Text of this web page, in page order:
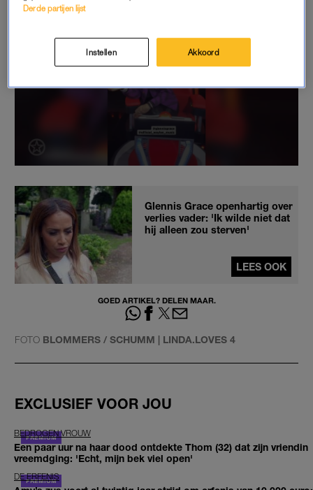
Glennis Grace openhartig over
verlies vader: 'Ik wilde niet dat
hij alleen zou sterven'
LEES OOK
GOED ARTIKEL? DELEN MAAR.
FOTO BLOMMERS / SCHUMM | LINDA.LOVES 4
EXCLUSIEF VOOR JOU
BEDROGEN VROUW
Een paar uur na haar dood ontdekte Thom (32) dat zijn vriendin
vreemdging: 'Echt, mijn bek viel open'
DE ERFENIS
Derde partijen lijst
Instellen Akkoord